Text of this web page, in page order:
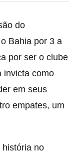
do
Bahia por 3 a
por ser o clube
invicta como
em seus
empates, um
história no